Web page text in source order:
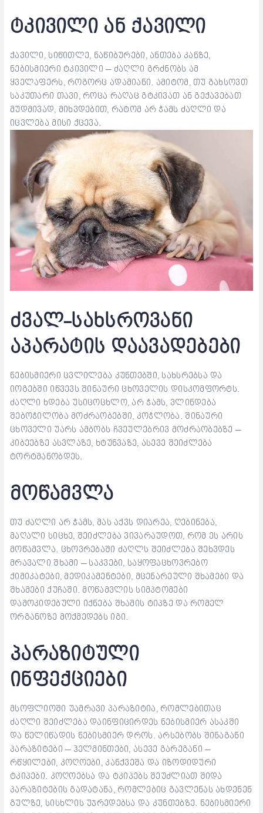
ტკივილი ან ქავილი
ქავილი, სიწითლე, ნაწიბურები, ანთება კანზე,
ნებისმიერი ტკივილი – ძაღლი გრძნობს ამ
ყველაფერს, როგორც ადამიანი. ამიტომ, თუ გახსოვთ
საკუთარი თავი, როცა რაღაც გტკივათ ან გექავებათ
მუდმივად, მიხვდებით, რატომ არ ჭამს ძაღლი და
იცვლება მისი ქცევა.
ძვალ-სახსროვანი
აპარატის დაავადებები
ნებისმიერი ცვლილება კუნთებში, სახსრებსა და
იოგებში იწვევს შინაური ცხოველის დისკომფორტს.
ძაღლი ხდება უსიცოცხლო, არ ჭამს, ვლინდება
შებოჭილობა მოძრაობებში, კოჭლობა. შინაური
ცხოველი უარს ამბობს ჩვეულებრივ მოძრაობებზე –
კიბეებზე ასვლაზე, ხტუნვაზე, ასევე შეიძლება
ტორტმანობდეს.
მოწამვლა
თუ ძაღლი არ ჭამს, მას აქვს დიარეა, ღებინება,
მაღალი სიცხე, შეიძლება ვივარაუდოთ, რომ ეს არის
მოწამვლა. ცხოვრებაში ძაღლს შეიძლება შეხვდეს
მრავალი შხამი – საკვები, საყოფაცხოვრებო
ქიმიკატები, მედიკამენტები, მცენარეული შხამები და
შხამები ქუჩაში. მოწამვლის სიმპტომები
დამოკიდებული იქნება შხამის ტიპზე და რომელ
ორგანოზე მოქმედებს იგი.
პარაზიტული
ინფექციები
მსოფლიოში უამრავი პარაზიტია, რომლებითაც
ძაღლი შეიძლება დაინფიცირდეს ნებისმიერ ასაკში
და წელიწადის ნებისმიერ დროს. არსებობს შინაგანი
პარაზიტები – ჰელმინთები, ასევე გარეგანი –
რწყილები, კოღოები, კანქვეშა და იზოდიდური
ტკიპები. კოღოებსა და ტკიპებს შეუძლიათ შიდა
პარაზიტების გადატანა, რომლებიც გავლენას ახდენენ
გულზე, სისხლის უჯრედებსა და კუნთებზე. ნებისმიერი